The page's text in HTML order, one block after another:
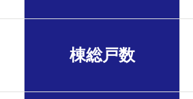
棟総戸数